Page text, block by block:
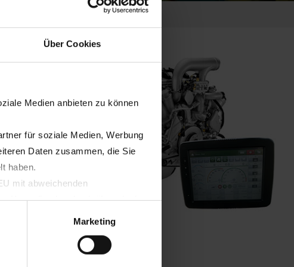
Über Cookies
Medien anbieten zu können
für soziale Medien, Werbung
Daten zusammen, die Sie
haben.
mit abweichenden
Kontrollverlust bzgl. übermittelter
Marketing